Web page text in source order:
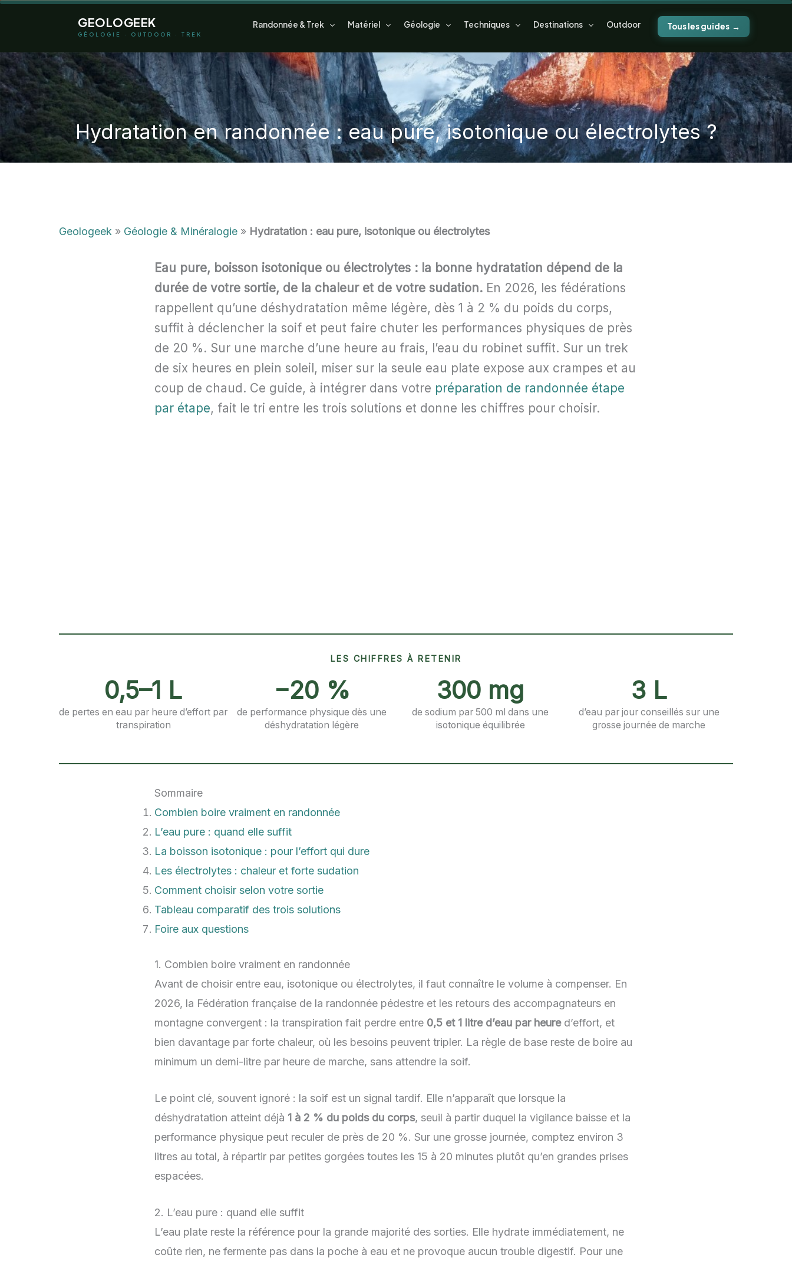
GEOLOGEEK
GÉOLOGIE · OUTDOOR · TREK
Randonnée & Trek Matériel Géologie Techniques Destinations Outdoor Tous les guides
Hydratation en randonnée : eau pure, isotonique ou électrolytes ?
Geologeek » Géologie & Minéralogie » Hydratation : eau pure, isotonique ou électrolytes
Eau pure, boisson isotonique ou électrolytes : la bonne hydratation dépend de la
durée de votre sortie, de la chaleur et de votre sudation. En 2026, les fédérations
rappellent qu’une déshydratation même légère, dès 1 à 2 % du poids du corps,
suffit à déclencher la soif et peut faire chuter les performances physiques de près
de 20 %. Sur une marche d’une heure au frais, l’eau du robinet suffit. Sur un trek
de six heures en plein soleil, miser sur la seule eau plate expose aux crampes et au
coup de chaud. Ce guide, à intégrer dans votre préparation de randonnée étape
par étape, fait le tri entre les trois solutions et donne les chiffres pour choisir.
LES CHIFFRES À RETENIR
0,5–1 L
de pertes en eau par heure d’effort par
transpiration
−20 %
de performance physique dès une
déshydratation légère
300 mg
de sodium par 500 ml dans une
isotonique équilibrée
3 L
d’eau par jour conseillés sur une
grosse journée de marche
Sommaire
Combien boire vraiment en randonnée
L’eau pure : quand elle suffit
La boisson isotonique : pour l’effort qui dure
Les électrolytes : chaleur et forte sudation
Comment choisir selon votre sortie
Tableau comparatif des trois solutions
Foire aux questions
1. Combien boire vraiment en randonnée
Avant de choisir entre eau, isotonique ou électrolytes, il faut connaître le volume à compenser. En
2026, la Fédération française de la randonnée pédestre et les retours des accompagnateurs en
montagne convergent : la transpiration fait perdre entre 0,5 et 1 litre d’eau par heured’effort, et
bien davantage par forte chaleur, où les besoins peuvent tripler. La règle de base reste de boire au
minimum un demi-litre par heure de marche, sans attendre la soif.
Le point clé, souvent ignoré : la soif est un signal tardif. Elle n’apparaît que lorsque la
déshydratation atteint déjà 1 à 2 % du poids du corps, seuil à partir duquel la vigilance baisse et la
performance physique peut reculer de près de 20 %. Sur une grosse journée, comptez environ 3
litres au total, à répartir par petites gorgées toutes les 15 à 20 minutes plutôt qu’en grandes prises
espacées.
2. L’eau pure : quand elle suffit
L’eau plate reste la référence pour la grande majorité des sorties. Elle hydrate immédiatement, ne
coûte rien, ne fermente pas dans la poche à eau et ne provoque aucun trouble digestif. Pour une